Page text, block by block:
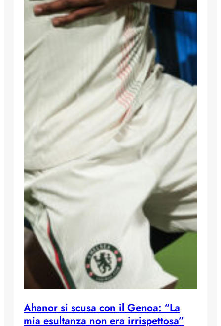
Ahanor si scusa con il Genoa: “La
mia esultanza non era irrispettosa”